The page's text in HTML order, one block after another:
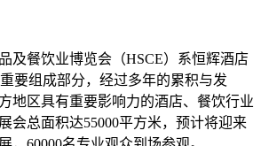
餐饮业博览会（HSCE）系恒辉酒店
要组成部分，经过多年的累积与发
地区具有重要影响力的酒店、餐饮行业
会总面积达55000平方米，预计将迎来